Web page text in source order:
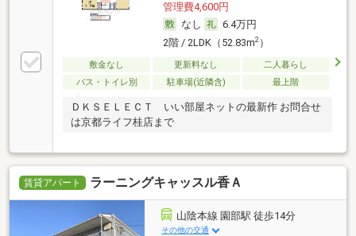
管理費4,600円
なし
6.4万円
2階 / 2LDK（52.83m2）
敷金なし 更新料なし
二人暮らし
バス・トイレ別
駐車場(近隣含) 最上階
ＤＫＳＥＬＥＣＴ いい部屋ネットの最新作 お問合せ
は京都ライフ桂店まで
賃貸アパート ラーニングキャッスル香Ａ
山陰本線 園部駅 徒歩14分
その他の交通